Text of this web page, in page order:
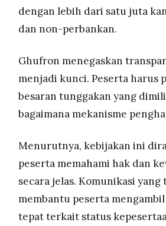
dengan lebih dari satu juta
dan non-perbankan.
Ghufron menegaskan
menjadi kunci. Peserta harus
besaran tunggakan yang
bagaimana mekanisme
Menurutnya, kebijakan ini
peserta memahami hak dan
secara jelas. Komunikasi yang
membantu peserta
tepat terkait status